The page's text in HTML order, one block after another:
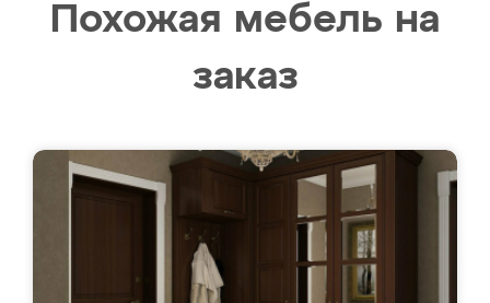
Похожая мебель на
заказ